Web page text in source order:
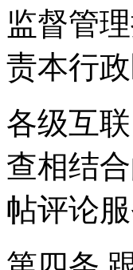
监督管
责本行
各级互
查相结
帖评论服